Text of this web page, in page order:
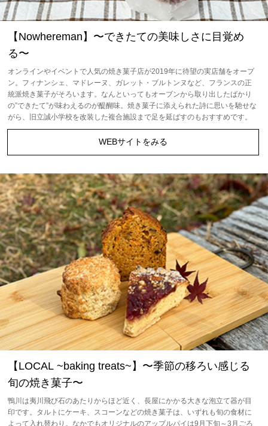
【Nowhereman】〜できたての美味しさに目覚め
る〜
オンラインやイベントで人気の焼き菓子店が2019年に待望の実店舗をオープ
ン。フィナンシェ、マドレーヌ、ガレット・ブルトンヌなど、フランスの正
統派焼き菓子がそろいます。なんといってもオーブンから取り出したばかり
の”できたて”が味わえるのが醍醐味。焼き菓子に添えられた詩に思いを馳せな
がら、旧立誠小学校を改装した複合施設まで足を延ばすのもおすすめです。
WEBサイトをみる
【LOCAL ~baking treats~】〜季節の移ろい感じる
旬の焼き菓子〜
鴨川は夷川飛び石のあたりからほど近く、長屋にかかる大きな泡立て器が目
印です。タルトにケーキ、スコーンなどの焼き菓子は、いずれも旬の食材に
よって入れ替わり。なかでもオリジナルのアップルパイは9月下旬～3月ごろ